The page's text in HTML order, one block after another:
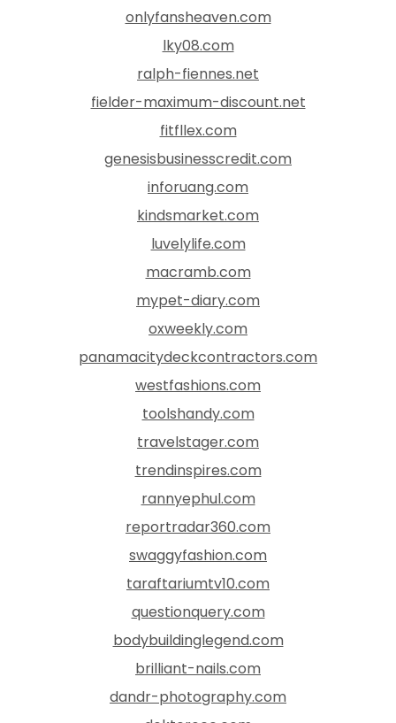
onlyfansheaven.com
lky08.com
ralph-fiennes.net
fielder-maximum-discount.net
fitfllex.com
genesisbusinesscredit.com
inforuang.com
kindsmarket.com
luvelylife.com
macramb.com
mypet-diary.com
oxweekly.com
panamacitydeckcontractors.com
westfashions.com
toolshandy.com
travelstager.com
trendinspires.com
rannyephul.com
reportradar360.com
swaggyfashion.com
taraftariumtv10.com
questionquery.com
bodybuildinglegend.com
brilliant-nails.com
dandr-photography.com